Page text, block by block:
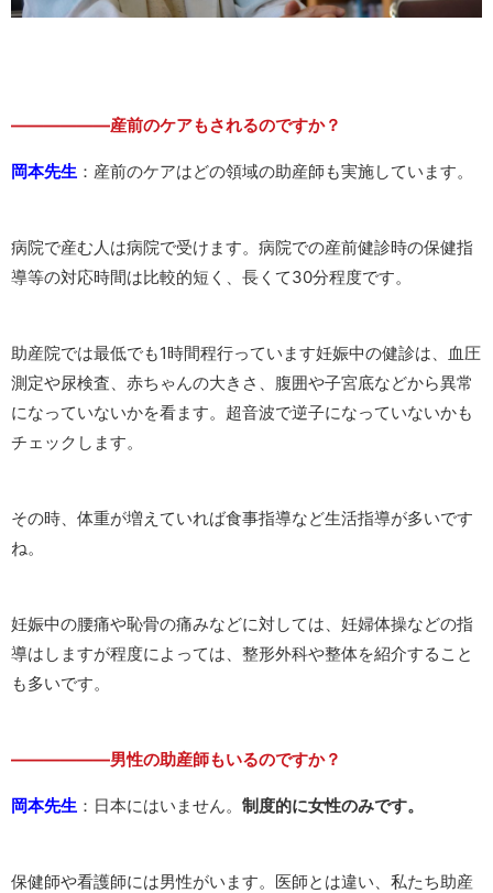
——————産前のケアもされるのですか？
岡本先生 ：産前のケアはどの領域の助産師も実施しています。
病院で産む人は病院で受けます。病院での産前健診時の保健指
導等の対応時間は比較的短く、長くて30分程度です。
助産院では最低でも1時間程行っています妊娠中の健診は、血圧
測定や尿検査、赤ちゃんの大きさ、腹囲や子宮底などから異常
になっていないかを看ます。超音波で逆子になっていないかも
チェックします。
その時、体重が増えていれば食事指導など生活指導が多いです
ね。
妊娠中の腰痛や恥骨の痛みなどに対しては、妊婦体操などの指
導はしますが程度によっては、整形外科や整体を紹介すること
も多いです。
——————男性の助産師もいるのですか？
岡本先生 ：日本にはいません。 制度的に女性のみです。
保健師や看護師には男性がいます。医師とは違い、私たち助産